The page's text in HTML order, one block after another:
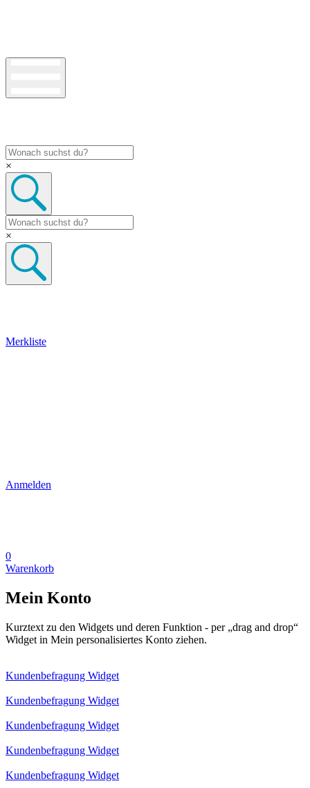
×
×
Merkliste
Anmelden
0
Warenkorb
Mein Konto
Kurztext zu den Widgets und deren Funktion - per „drag and drop“
Widget in Mein personalisiertes Konto ziehen.
Kundenbefragung Widget
Kundenbefragung Widget
Kundenbefragung Widget
Kundenbefragung Widget
Kundenbefragung Widget